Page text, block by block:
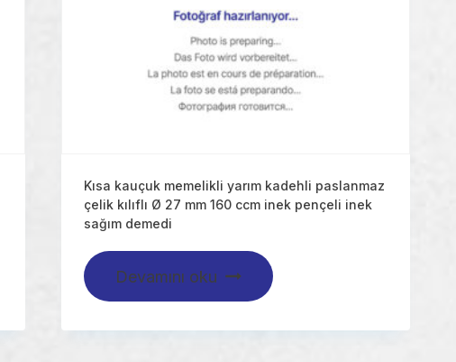
Kısa kauçuk memelikli yarım kadehli paslanmaz
çelik kılıflı Ø 27 mm 160 ccm inek pençeli inek
sağım demedi
Devamını oku